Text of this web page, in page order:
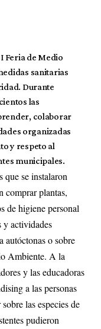
Feria de Medio
sanitarias
Durante
las
colaborar
organizadas
y respeto al
municipales.
que se instalaron
comprar plantas,
de higiene personal
y actividades
autóctonas o sobre
Ambiente. A la
y las educadoras
a las personas
las especies de
pudieron